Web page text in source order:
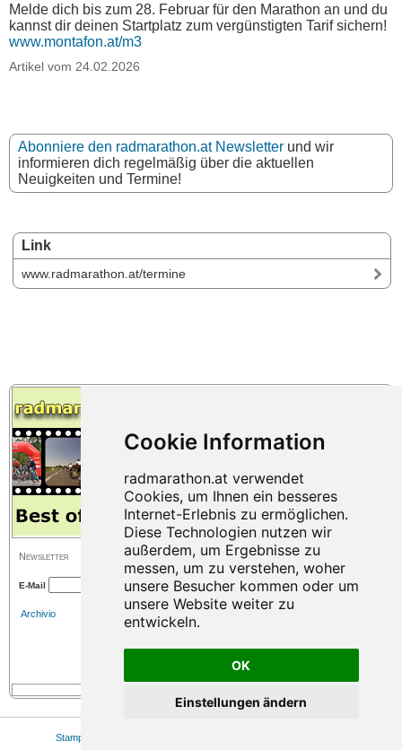
OK
Einstellungen ändern
Link
www.radmarathon.at/termine
Melde dich bis zum 28. Februar für den Marathon an und du
kannst dir deinen Startplatz zum vergünstigten Tarif sichern!
www.montafon.at/m3
Artikel vom 24.02.2026
Abonniere den radmarathon.at Newsletter und wir
informieren dich regelmäßig über die aktuellen
Neuigkeiten und Termine!
Newsletter
E-Mail
Archivio
Stampa